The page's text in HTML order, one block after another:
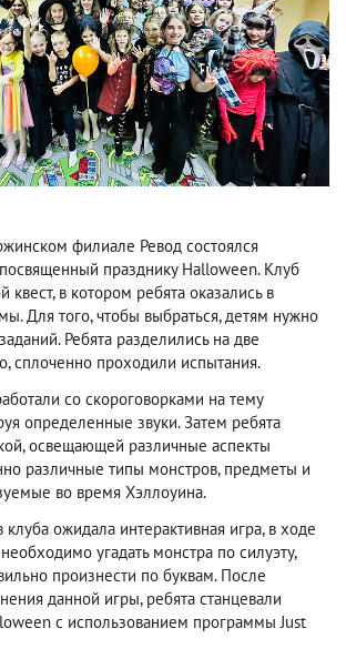
филиале Ревод состоялся
празднику Halloween. Клуб
квест, в котором ребята оказались в
Для того, чтобы выбраться, детям нужно
Ребята разделились на две
сплоченно проходили испытания.
со скороговорками на тему
определенные звуки. Затем ребята
освещающей различные аспекты
различные типы монстров, предметы и
во время Хэллоуина.
клуба ожидала интерактивная игра, в ходе
угадать монстра по силуэту,
произнести по буквам. После
данной игры, ребята станцевали
с использованием программы Just